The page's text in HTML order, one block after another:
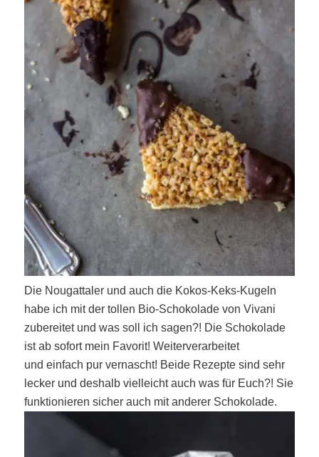
Die Nougattaler und auch die Kokos-Keks-Kugeln
habe ich mit der tollen Bio-Schokolade von Vivani
zubereitet und was soll ich sagen?! Die Schokolade
ist ab sofort mein Favorit! Weiterverarbeitet
und einfach pur vernascht! Beide Rezepte sind sehr
lecker und deshalb vielleicht auch was für Euch?! Sie
funktionieren sicher auch mit anderer Schokolade.